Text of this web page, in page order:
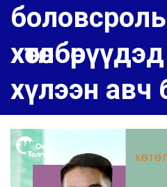
хөтөлбөрүүдэд
хүлээн авч